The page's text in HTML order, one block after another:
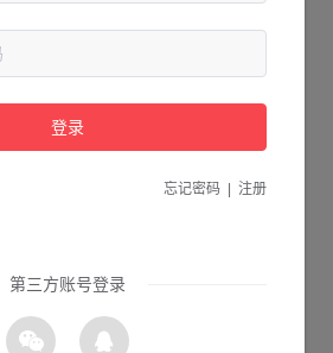
登录
忘记密码 注册
第三方账号登录